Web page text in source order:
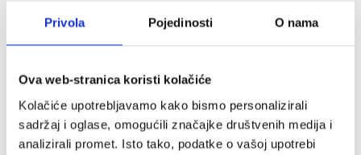
Privola Pojedinosti O nama
Ova web-stranica koristi kolačiće
Kolačiće upotrebljavamo kako bismo personalizirali
sadržaj i oglase, omogućili značajke društvenih medija i
analizirali promet. Isto tako, podatke o vašoj upotrebi
ili zamjena uravnoteženoj prehrani. Uravnotežen,
raznovrstan način prehrane i zdrav način života
su od iznimne važnosti. Čuvati od dohvata male
djece.